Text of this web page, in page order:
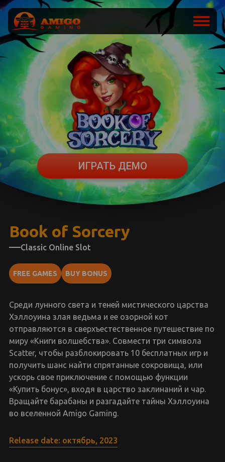
ИГРАТЬ ДЕМО
Book of Sorcery
Classic Online Slot
FREE GAMES BUY BONUS
Среди лунного света и теней мистического царства
Хэллоуина злая ведьма и ее озорной кот
отправляются в сверхъестественное путешествие по
миру «Книги волшебства». Совмести три символа
Scatter, чтобы разблокировать 10 бесплатных игр и
получить шанс найти спрятанные сокровища, или
ускорь свое приключение с помощью функции
«Купить бонус», входя в царство заклинаний и чар.
Вращайте барабаны и разгадайте тайны Хэллоуина
во вселенной Amigo Gaming.
Release date: октябрь, 2023